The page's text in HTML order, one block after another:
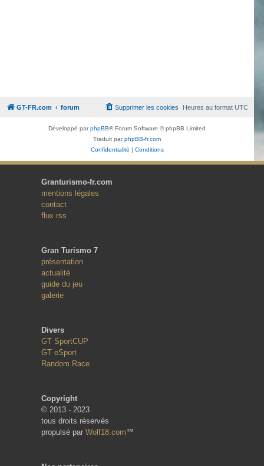
GT-FR.com forum Heures au formatUTC
Supprimer les cookies
Développé parphpBB® Forum Software © phpBB Limited
Traduit parphpBB-fr.com
Confidentialité | Conditions
Granturismo-fr.com
mentions légales
contact
flux rss
Gran Turismo 7
présentation
actualité
guide du jeu
galerie
Divers
GT SportCUP
GT eSport
Random Race
Copyright
© 2013 - 2023
tous droits réservés
propulsé par Wolf18.com™